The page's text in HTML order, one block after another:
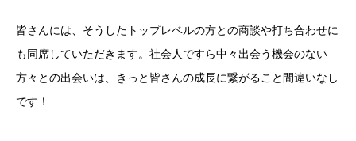
皆さんには、そうしたトップレベルの方との商談や打ち合わせに
も同席していただきます。社会人ですら中々出会う機会のない
方々との出会いは、きっと皆さんの成長に繋がること間違いなし
です！